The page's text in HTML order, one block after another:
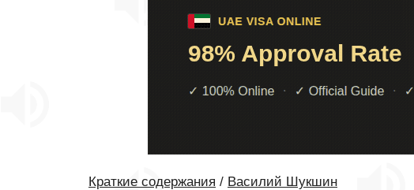
Краткие содержания / Василий Шукшин